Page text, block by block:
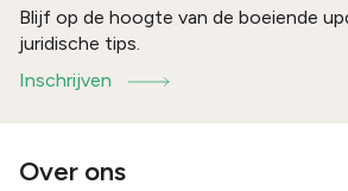
Blijf op de hoogte van de boeiende
juridische tips.
Inschrijven
Over ons